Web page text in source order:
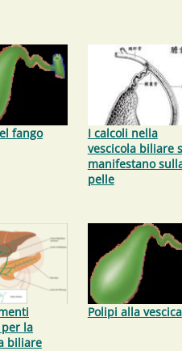
fango
I calcoli nella
vescicola biliare
manifestano
pelle
la
biliare
Polipi alla vescica